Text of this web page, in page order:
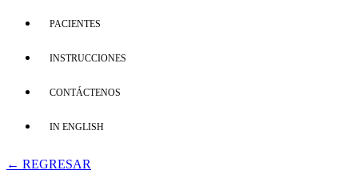
PACIENTES
INSTRUCCIONES
CONTÁCTENOS
IN ENGLISH
← REGRESAR